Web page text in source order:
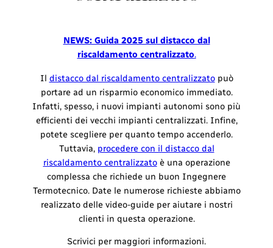
NEWS: Guida 2025 sul distacco dal
riscaldamento centralizzato.
Il distacco dal riscaldamento centralizzatopuò
portare ad un risparmio economico immediato.
Infatti, spesso, i nuovi impianti autonomi sono più
efficienti dei vecchi impianti centralizzati. Infine,
potete scegliere per quanto tempo accenderlo.
Tuttavia, procedere con il distacco dal
riscaldamento centralizzatoè una operazione
complessa che richiede un buon Ingegnere
Termotecnico. Date le numerose richieste abbiamo
realizzato delle video-guide per aiutare i nostri
clienti in questa operazione.
Scrivici per maggiori informazioni.